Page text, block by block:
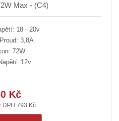
Max - (C4)
18 - 20v
3,8A
72W
12v
Kč
DPH 793 Kč